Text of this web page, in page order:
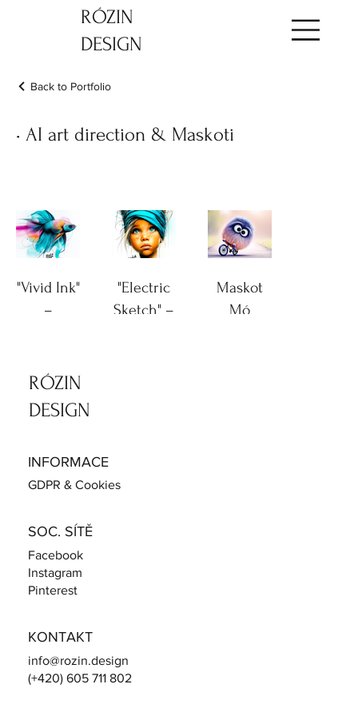
​RÓZIN
DESIGN
Back to Portfolio
• AI art direction & Maskoti
"Vivid Ink"
–
"Electric
Sketch" –
Maskot
Mó
​RÓZIN
DESIGN
INFORMACE
GDPR & Cookies
SOC. SÍTĚ
Facebook
Instagram
Pinterest
KONTAKT
info@rozin.design
(+420) 605 711 802